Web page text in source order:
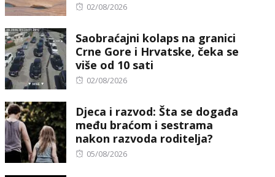
Posted
02/08/2026
Saobraćajni kolaps na granici
Crne Gore i Hrvatske, čeka se
više od 10 sati
Posted
02/08/2026
Djeca i razvod: Šta se događa
među braćom i sestrama
nakon razvoda roditelja?
Posted
05/08/2026